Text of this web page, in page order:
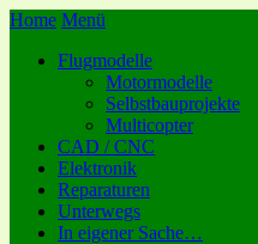
Home Menü
Flugmodelle
Motormodelle
Selbstbauprojekte
Multicopter
CAD / CNC
Elektronik
Reparaturen
Unterwegs
In eigener Sache…